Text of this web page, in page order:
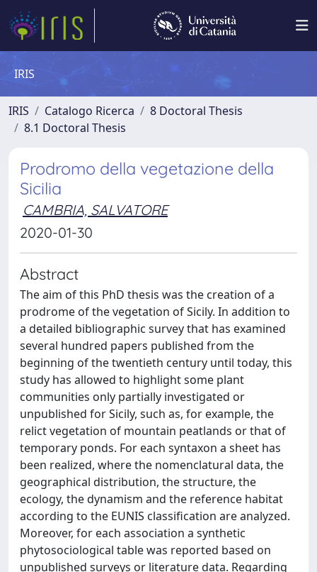
IRIS
IRIS Catalogo Ricerca
8 Doctoral Thesis
8.1 Doctoral Thesis
Prodromo della vegetazione della
Sicilia
CAMBRIA, SALVATORE
2020-01-30
Abstract
The aim of this PhD thesis was the creation of a
prodrome of the vegetation of Sicily. In addition to
a detailed bibliographic survey that has examined
several hundred papers published from the
beginning of the twentieth century until today, this
study has allowed to highlight some plant
communities only partially investigated or
unpublished for Sicily, such as, for example, the
relict vegetation of mountain peatlands or that of
temporary ponds. For each syntaxon a sheet has
been realized, where the nomenclatural data, the
geographical distribution, the structure, the
ecology, the dynamism and the reference habitat
according to the EUNIS classification are analyzed.
Moreover, for each association a synthetic
phytosociological table was reported based on
unpublished surveys or literature data. Regarding